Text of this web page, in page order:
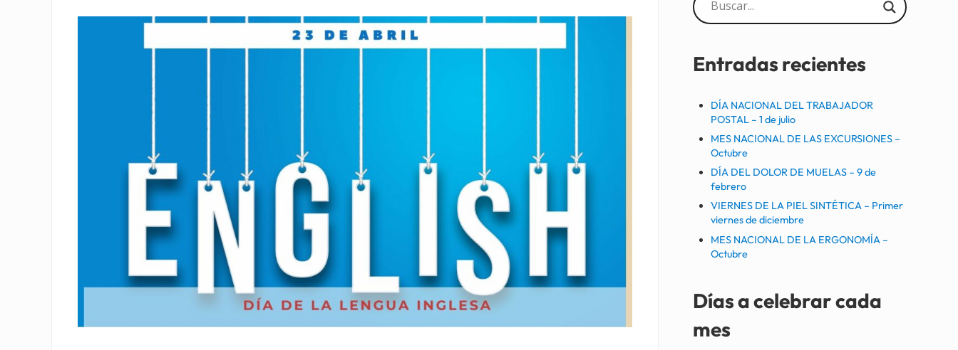
Sidebar
Entradas recientes
DÍA NACIONAL DEL TRABAJADOR
POSTAL – 1 de julio
MES NACIONAL DE LAS EXCURSIONES –
Octubre
DÍA DEL DOLOR DE MUELAS – 9 de
febrero
VIERNES DE LA PIEL SINTÉTICA – Primer
viernes de diciembre
MES NACIONAL DE LA ERGONOMÍA –
Octubre
Días a celebrar cada
mes